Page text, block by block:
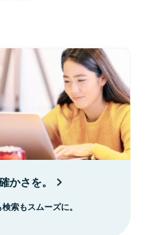
かさを。
索もスムーズに。